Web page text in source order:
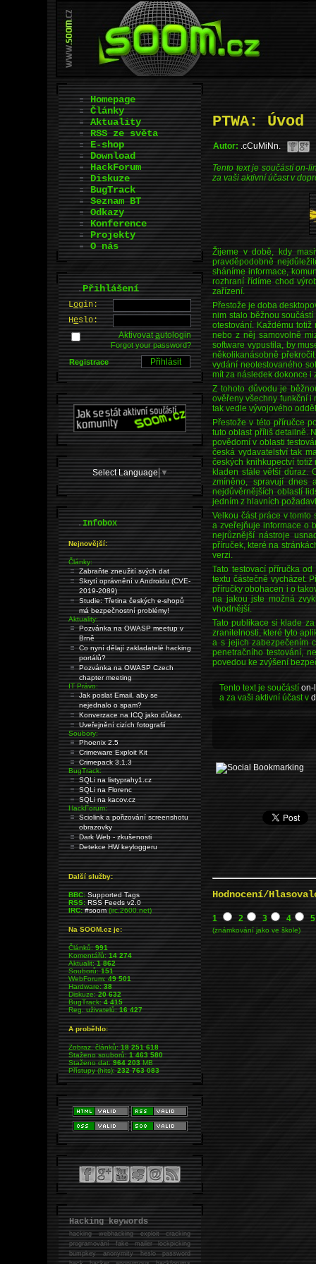
PTWA: Úvod
Autor: .cCuMiNn.
Tento text je součástí on-
za vaši aktivní účast v
Žijeme v době, kdy
pravděpodobně
sháníme informace,
rozhraní řídíme chod
zařízení.
Přestože je doba
nim stalo běžnou
otestování. Každému
nebo z něj samovolně
software vypustila, by
několikanásobně
vydání neotestovaného
mít za následek dokonce i
Z tohoto důvodu je
ověřeny všechny funkční i
tak vedle vývojového
Přestože v této příručce
tuto oblast příliš detailně.
povědomí v oblasti
česká vydavatelství tak
českých knihkupectví
kladen stále větší důraz.
zmíněno, spravují dnes
nejdůvěrnějších oblastí
jedním z hlavních
Velkou část práce v
a zveřejňuje informace o
nejrůznější nástroje
příruček, které na
verzi.
Tato testovací příručka
textu částečně vycházet.
příručky obohacen i o
na jakou jste možná
vhodnější.
Tato publikace si klade
zranitelnosti, které tyto
a s jejich zabezpečením
penetračního testování,
povedou ke zvýšení
Tento text je součástíon-
a za vaši aktivní účast v
Hodnocení/
1 2 3 4 5
(známkování jako ve škole)
Homepage
Články
Aktuality
RSS ze světa
E-shop
Download
HackForum
Diskuze
BugTrack
Seznam BT
Odkazy
Konference
Projekty
O nás
.Přihlášení
Login:
Heslo:
Aktivovatautologin
Forgot your password?
Registrace
Select Language ▼
.Infobox
Nejnovější:
Články:
Zabraňte zneužití svých dat
Skrytí oprávnění v Androidu (CVE-
2019-2089)
Studie: Třetina českých e-shopů
má bezpečnostní problémy!
Aktuality:
Pozvánka na OWASP meetup v
Brně
Co nyní dělají zakladatelé hacking
portálů?
Pozvánka na OWASP Czech
chapter meeting
IT Právo:
Jak poslat Email, aby se
nejednalo o spam?
Konverzace na ICQ jako důkaz.
Uveřejnění cizích fotografií
Soubory:
Phoenix 2.5
Crimeware Exploit Kit
Crimepack 3.1.3
BugTrack:
SQLi na listyprahy1.cz
SQLi na Florenc
SQLi na kacov.cz
HackForum:
Sciolink a pořizování screenshotu
obrazovky
Dark Web - zkušenosti
Detekce HW keyloggeru
Další služby:
BBC: Supported Tags
RSS: RSS Feeds v2.0
IRC: #soom(irc.2600.net)
Na SOOM.cz je:
Článků:991
Komentářů:14 274
Aktualit:1 862
Souborů:151
WebForum:49 501
Hardware:38
Diskuze:20 632
BugTrack:4 415
Reg. uživatelů:16 427
A proběhlo:
Zobraz. článků:18 251 618
Staženo souborů:1 463 580
Staženo dat:964 203MB
Přístupy (hits):232 763 083
Hacking keywords
hackingwebhacking exploit cracking
programování fake mailer lockpicking
bumpkey anonymity heslo password